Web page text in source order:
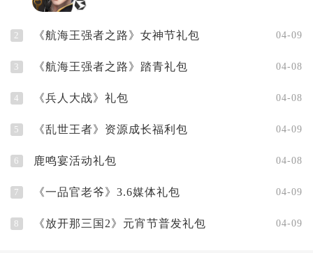
2 《航海王强者之路》女神节礼包 04-09
3 《航海王强者之路》踏青礼包 04-08
4 《兵人大战》礼包 04-08
5 《乱世王者》资源成长福利包 04-09
6 鹿鸣宴活动礼包 04-08
7 《一品官老爷》3.6媒体礼包 04-09
8 《放开那三国2》元宵节普发礼包 04-09